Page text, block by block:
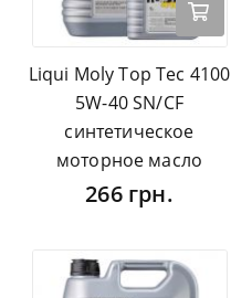
Liqui Moly Top Tec 4100
5W-40 SN/CF
синтетическое
моторное масло
266 грн.